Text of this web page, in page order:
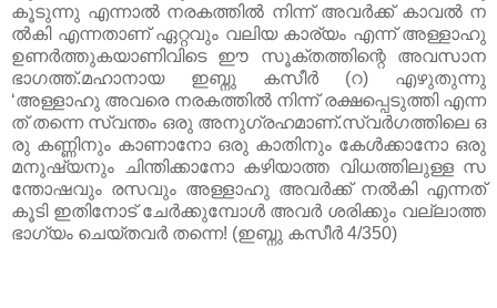
കൂടുന്നു എന്നാൽ നരകത്തിൽ നിന്ന് അവർക്ക് കാവൽ ന
ൽകി എന്നതാണ് ഏറ്റവും വലിയ കാര്യം എന്ന് അള്ളാഹു
ഉണർത്തുകയാണിവിടെ
ഈ സൂക്തത്തിന്റെ
അവസാന
ഭാഗത്ത്.മഹാനായ ഇബ്നു കസീർ(റ) എഴുതുന്നു
‘അള്ളാഹു അവരെ നരകത്തിൽ നിന്ന് രക്ഷപ്പെടുത്തി എന്ന
ത് തന്നെ സ്വന്തം ഒരു അനുഗ്രഹമാണ്.സ്വർഗത്തിലെ ഒ
രു കണ്ണിനും കാണാനോ ഒരു കാതിനും കേൾക്കാനോ ഒരു
മനുഷ്യനും
ചിന്തിക്കാനോ കഴിയാത്ത വിധത്തിലുള്ള സ
ന്തോഷവും രസവും അള്ളാഹു അവർക്ക് നൽകി എന്നത്
കൂടി ഇതിനോട് ചേർക്കുമ്പോൾ അവർ ശരിക്കും വല്ലാത്ത
ഭാഗ്യം ചെയ്തവർ തന്നെ! (ഇബ്നു കസീർ4/350)